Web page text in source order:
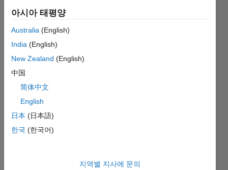
참여
1
3
4
아시아 태평양
Australia (English)
India (English)
New Zealand (English)
中国
简体中文
English
日本 (日本語)
한국 (한국어)
지역별 지사에 문의